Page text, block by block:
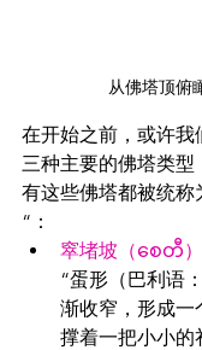
从佛塔顶俯
在开始之前，或许我
三种主要的佛塔类
有这些佛塔都被统称
“：
窣堵坡（စေတီ）
“蛋形（巴利语：
渐收窄，形成一
撑着一把小小的